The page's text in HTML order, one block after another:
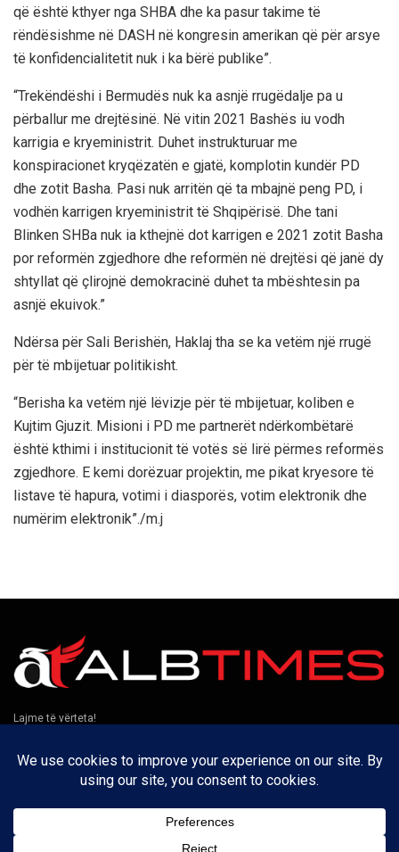
që është kthyer nga SHBA dhe ka pasur takime të
rëndësishme në DASH në kongresin amerikan që për arsye
të konfidencialitetit nuk i ka bërë publike”.
“Trekëndëshi i Bermudës nuk ka asnjë rrugëdalje pa u
përballur me drejtësinë. Në vitin 2021 Bashës iu vodh
karrigia e kryeministrit. Duhet instrukturuar me
konspiracionet kryqëzatën e gjatë, komplotin kundër PD
dhe zotit Basha. Pasi nuk arritën që ta mbajnë peng PD, i
vodhën karrigen kryeministrit të Shqipërisë. Dhe tani
Blinken SHBa nuk ia kthejnë dot karrigen e 2021 zotit Basha
por reformën zgjedhore dhe reformën në drejtësi që janë dy
shtyllat që çlirojnë demokracinë duhet ta mbështesin pa
asnjë ekuivok.”
Ndërsa për Sali Berishën, Haklaj tha se ka vetëm një rrugë
për të mbijetuar politikisht.
“Berisha ka vetëm një lëvizje për të mbijetuar, koliben e
Kujtim Gjuzit. Misioni i PD me partnerët ndërkombëtarë
është kthimi i institucionit të votës së lirë përmes reformës
zgjedhore. E kemi dorëzuar projektin, me pikat kryesore të
listave të hapura, votimi i diasporës, votim elektronik dhe
numërim elektronik”./m.j
Lajme të vërteta!
Të tjera
Kontakt Puno me ne Privatësia
Na ndiqni